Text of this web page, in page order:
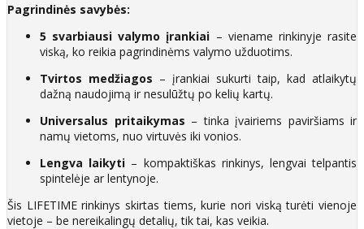
Pagrindinės savybės:
5 svarbiausi valymo įrankiai – viename rinkinyje rasite
viską, ko reikia pagrindinėms valymo užduotims.
Tvirtos medžiagos – įrankiai sukurti taip, kad atlaikytų
dažną naudojimą ir nesulūžtų po kelių kartų.
Universalus pritaikymas – tinka įvairiems paviršiams ir
namų vietoms, nuo virtuvės iki vonios.
Lengva laikyti – kompaktiškas rinkinys, lengvai telpantis
spintelėje ar lentynoje.
Šis LIFETIME rinkinys skirtas tiems, kurie nori viską turėti vienoje
vietoje – be nereikalingų detalių, tik tai, kas veikia.